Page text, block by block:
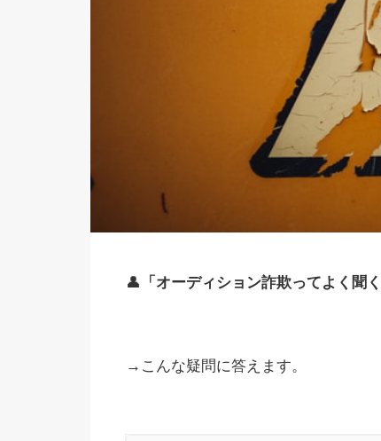
👤 「オーディション詐欺ってよく聞
→こんな疑問に答えます。